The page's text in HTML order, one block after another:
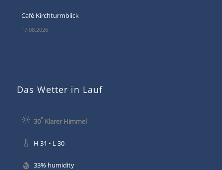
Café Kirchturmblick
17.08.2026
Das Wetter in Lauf
30°Klarer Himmel
H 31 • L 30
33% humidity